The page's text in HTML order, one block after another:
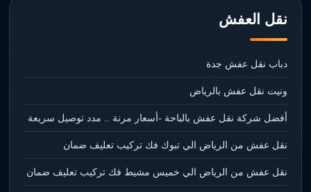
نقل العفش
دباب نقل عفش جدة
ونيت نقل عفش بالرياض
أفضل شركة نقل عفش بالباحة -أسعار مرنة .. مدد توصيل سريعة
نقل عفش من الرياض الي تبوك فك تركيب تعليف ضمان
نقل عفش من الرياض الي خميس مشيط فك تركيب تعليف ضمان